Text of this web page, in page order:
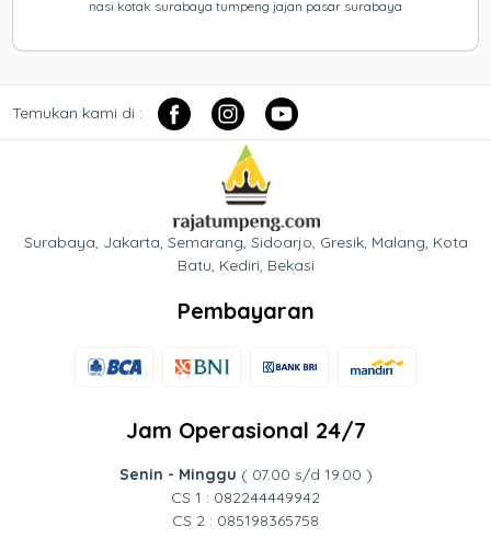
nasi kotak surabaya tumpeng jajan pasar surabaya
Temukan kami di :
Surabaya, Jakarta, Semarang, Sidoarjo, Gresik, Malang, Kota
Batu, Kediri, Bekasi
Pembayaran
Jam Operasional 24/7
Senin - Minggu ( 07.00 s/d 19.00 )
CS 1 : 082244449942
CS 2 : 085198365758